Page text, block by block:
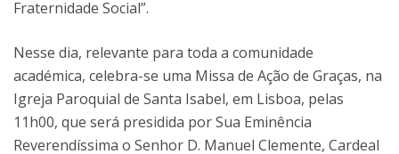
Fraternidade Social”.
Nesse dia, relevante para toda a comunidade
académica, celebra-se uma Missa de Ação de Graças, na
Igreja Paroquial de Santa Isabel, em Lisboa, pelas
11h00, que será presidida por Sua Eminência
Reverendíssima o Senhor D. Manuel Clemente, Cardeal